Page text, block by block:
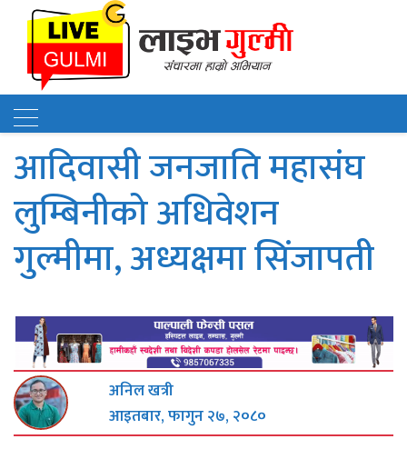
आदिवासी जनजाति महासंघ
लुम्बिनीको अधिवेशन
गुल्मीमा, अध्यक्षमा सिंजापती
अनिल खत्री
आइतबार, फागुन २७, २०८०